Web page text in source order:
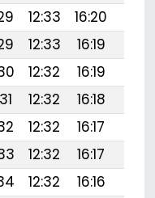
12:33 16:20
12:33 16:19
12:32 16:19
12:32 16:18
12:32 16:17
12:32 16:17
12:32 16:16